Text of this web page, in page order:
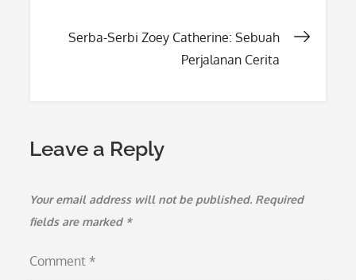
Serba-Serbi Zoey Catherine: Sebuah
Perjalanan Cerita
Leave a Reply
Your email address will not be published. Required
fields are marked *
Comment *